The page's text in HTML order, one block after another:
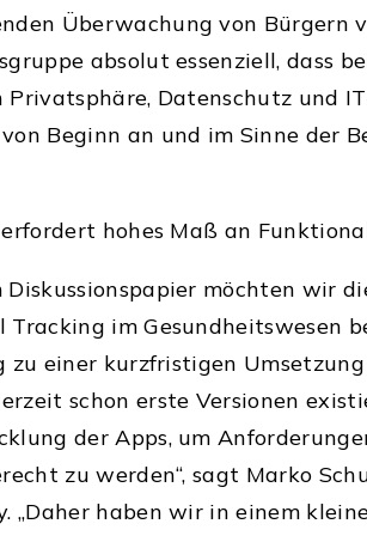
Überwachung von Bürgern
absolut essenziell, dass
Privatsphäre, Datenschutz und
Beginn an und im Sinne der
hohes Maß an
Diskussionspapier möchten wir
Tracking im Gesundheitswesen
zu einer kurzfristigen
schon erste Versionen
der Apps, um
zu werden“, sagt Marko
„Daher haben wir in einem